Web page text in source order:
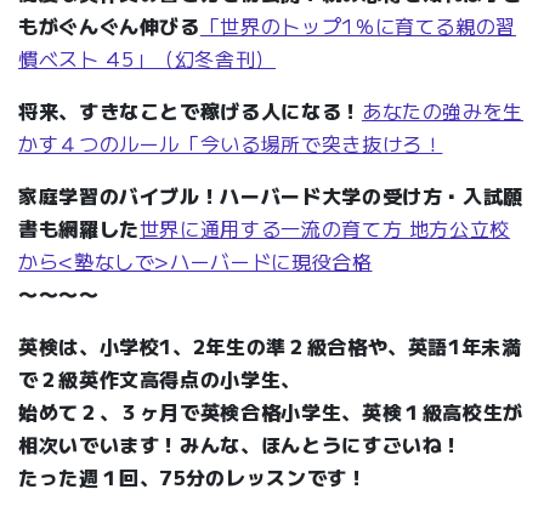
もがぐんぐん伸びる 「世界のトップ1％に育てる親の習
慣ベスト 45」（幻冬舎刊）
将来、すきなことで稼げる人になる！ あなたの強みを生
かす４つのルール「今いる場所で突き抜けろ！
家庭学習のバイブル！ハーバード大学の受け方・入試願
書も網羅した世界に通用する一流の育て方 地方公立校
から<塾なしで>ハーバードに現役合格
〜〜〜〜
英検は、小学校1、2年生の準２級合格や、英語1年未満
で２級英作文高得点の小学生、
始めて２、３ヶ月で英検合格小学生、英検１級高校生が
相次いでいます！みんな、ほんとうにすごいね！
たった週１回、75分のレッスンです！